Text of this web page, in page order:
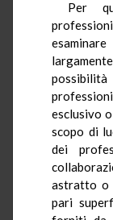
Per
esclusivo
scopo di
dei
astratto o
pari